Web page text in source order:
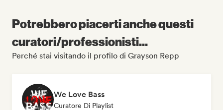
Potrebbero piacerti anche questi
curatori/professionisti...
Perché stai visitando il profilo di Grayson Repp
We Love Bass
Curatore Di Playlist